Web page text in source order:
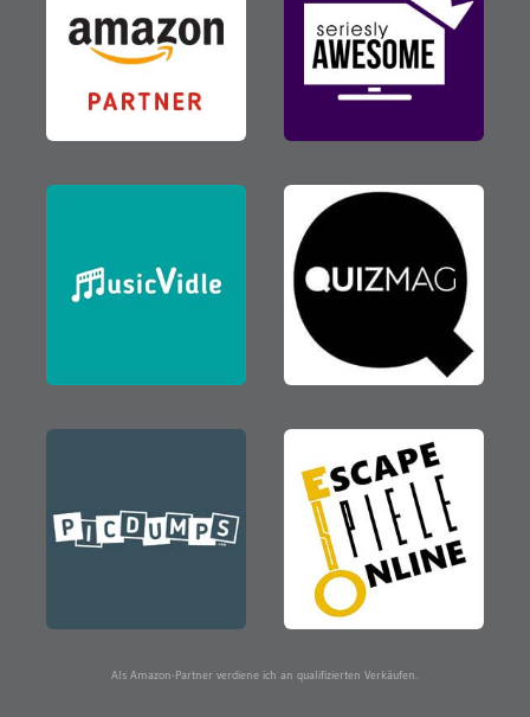
Als Amazon-Partner verdiene ich an qualifizierten Verkäufen.